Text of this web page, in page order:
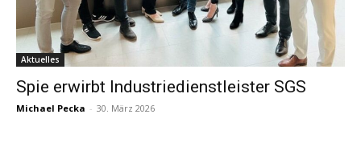
Aktuelles
Spie erwirbt Industriedienstleister SGS
Michael Pecka - 30. März 2026